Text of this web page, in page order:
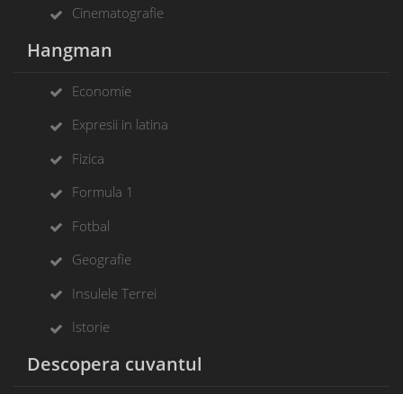
Cinematografie
Hangman
Economie
Expresii in latina
Fizica
Formula 1
Fotbal
Geografie
Insulele Terrei
Istorie
Descopera cuvantul